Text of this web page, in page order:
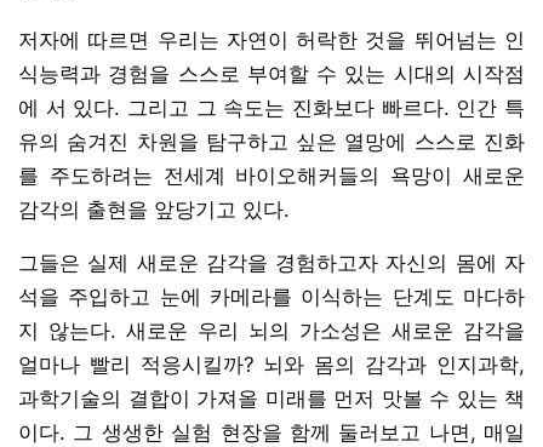
저자에 따르면 우리는 자연이 허락한 것을 뛰어넘는 인
식능력과 경험을 스스로 부여할 수 있는 시대의 시작점
에 서 있다. 그리고 그 속도는 진화보다 빠르다. 인간 특
유의 숨겨진 차원을 탐구하고 싶은 열망에 스스로 진화
를 주도하려는 전세계 바이오해커들의 욕망이 새로운
감각의 출현을 앞당기고 있다.
그들은 실제 새로운 감각을 경험하고자 자신의 몸에 자
석을 주입하고 눈에 카메라를 이식하는 단계도 마다하
지 않는다. 새로운 우리 뇌의 가소성은 새로운 감각을
얼마나 빨리 적응시킬까? 뇌와 몸의 감각과 인지과학,
과학기술의 결합이 가져올 미래를 먼저 맛볼 수 있는 책
이다. 그 생생한 실험 현장을 함께 둘러보고 나면, 매일